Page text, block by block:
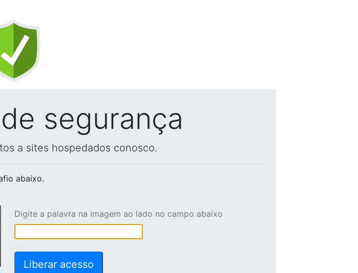
segurança
a sites hospedados conosco.
abaixo.
Digite a palavra na imagem ao lado no campo abaixo